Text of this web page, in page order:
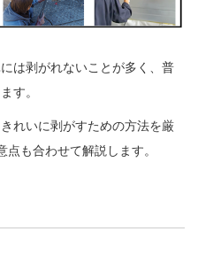
は剥がれないことが多く、普
す。
れいに剥がすための方法を厳
も合わせて解説します。